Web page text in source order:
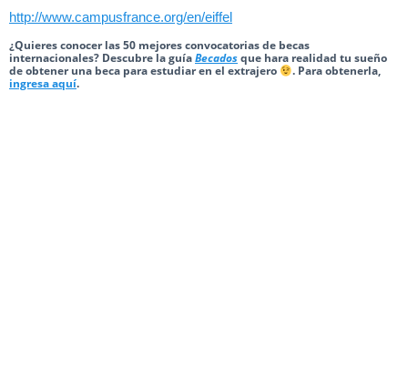
http://www.campusfrance.org/en/eiffel
¿Quieres conocer las 50 mejores convocatorias de becas
internacionales? Descubre la guíaBecadosque hara realidad tu sueño
de obtener una beca para estudiar en el extrajero
. Para obtenerla,
ingresa aquí.